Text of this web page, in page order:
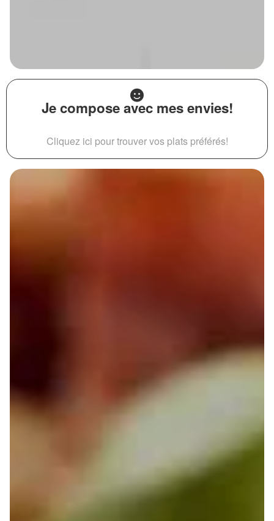
Je compose avec mes envies!
Cliquez ici pour trouver vos plats préférés!